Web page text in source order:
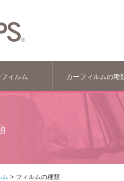
ィルム カーフィルムの種
ム フィルムの種類